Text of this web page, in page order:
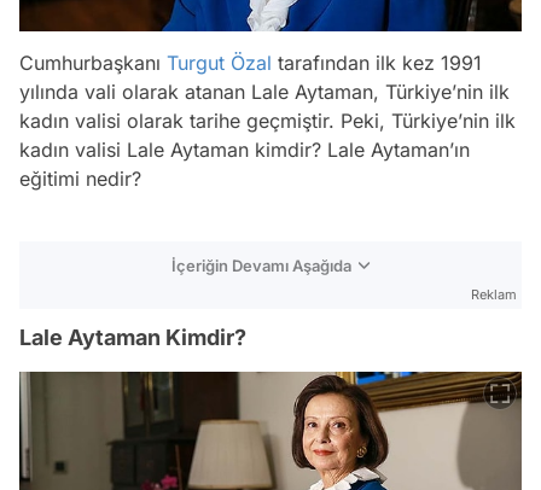
Cumhurbaşkanı Turgut Özal tarafından ilk kez 1991
yılında vali olarak atanan Lale Aytaman, Türkiye’nin ilk
kadın valisi olarak tarihe geçmiştir. Peki, Türkiye’nin ilk
kadın valisi Lale Aytaman kimdir? Lale Aytaman’ın
eğitimi nedir?
İçeriğin Devamı Aşağıda
Reklam
Lale Aytaman Kimdir?